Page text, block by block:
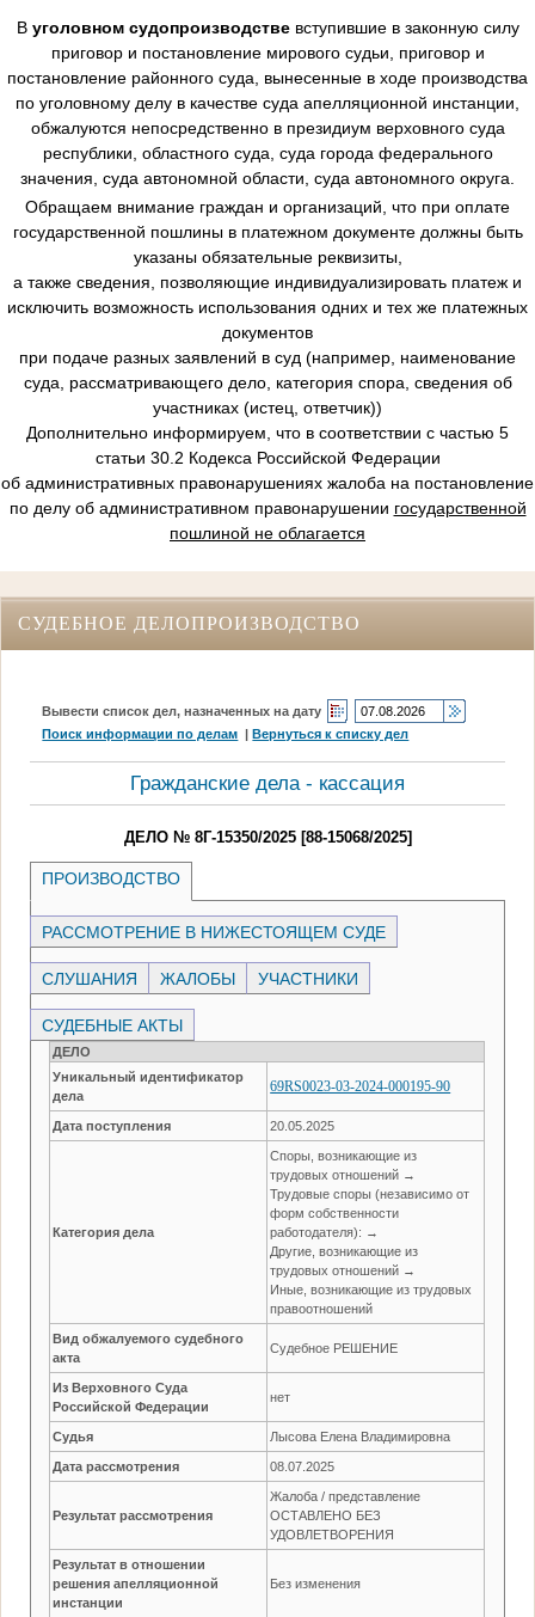
В уголовном судопроизводствевступившие в законную силу
приговор и постановление мирового судьи, приговор и
постановление районного суда, вынесенные в ходе производства
по уголовному делу в качестве суда апелляционной инстанции,
обжалуются непосредственно в президиум верховного суда
республики, областного суда, суда города федерального
значения, суда автономной области, суда автономного округа.
Обращаем внимание граждан и организаций, что при оплате
государственной пошлины в платежном документе должны быть
указаны обязательные реквизиты,
а также сведения, позволяющие индивидуализировать платеж и
исключить возможность использования одних и тех же платежных
документов
при подаче разных заявлений в суд (например, наименование
суда, рассматривающего дело, категория спора, сведения об
участниках (истец, ответчик))
Дополнительно информируем, что в соответствии с частью 5
статьи 30.2 Кодекса Российской Федерации
об административных правонарушениях жалоба на постановление
по делу об административном правонарушении государственной
пошлиной не облагается
СУДЕБНОЕ ДЕЛОПРОИЗВОДСТВО
Вывести список дел, назначенных на дату
Поиск информации по делам |Вернуться к списку дел
Гражданские дела - кассация
ДЕЛО № 8Г-15350/2025 [88-15068/2025]
ПРОИЗВОДСТВО
РАССМОТРЕНИЕ В НИЖЕСТОЯЩЕМ СУДЕ
СЛУШАНИЯ ЖАЛОБЫ УЧАСТНИКИ
СУДЕБНЫЕ АКТЫ
ДЕЛО
Уникальный идентификатор
дела
69RS0023-03-2024-000195-90
Дата поступления 20.05.2025
Категория дела
Споры, возникающие из
трудовых отношений →
Трудовые споры (независимо от
форм собственности
работодателя): →
Другие, возникающие из
трудовых отношений →
Иные, возникающие из трудовых
правоотношений
Вид обжалуемого судебного
акта
Судебное РЕШЕНИЕ
Из Верховного Суда
Российской Федерации
нет
Судья Лысова Елена Владимировна
Дата рассмотрения 08.07.2025
Результат рассмотрения
Жалоба / представление
ОСТАВЛЕНО БЕЗ
УДОВЛЕТВОРЕНИЯ
Результат в отношении
решения апелляционной
инстанции
Без изменения